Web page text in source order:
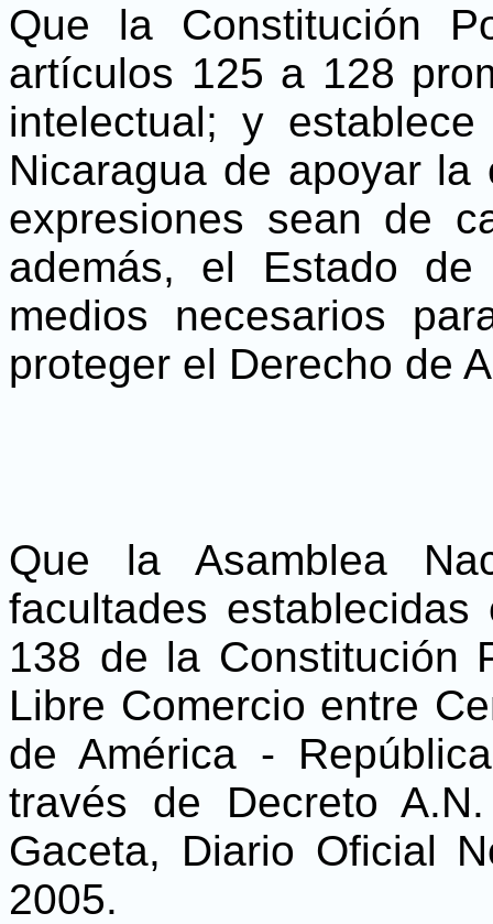
Que la Constitución
artículos 125 a 128
intelectual; y
Nicaragua de apoyar
expresiones sean de
además, el Estado
medios necesarios
proteger el Derecho de
Que la Asamblea
facultades
138 de la Constitución
Libre Comercio entre
de América -
través de Decreto
Gaceta, Diario Oficial
2005.